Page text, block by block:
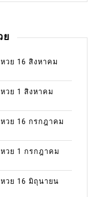
ย
วย 16 สิงหาคม
วย 1 สิงหาคม
วย 16 กรกฎาคม
วย 1 กรกฎาคม
วย 16 มิถุนายน